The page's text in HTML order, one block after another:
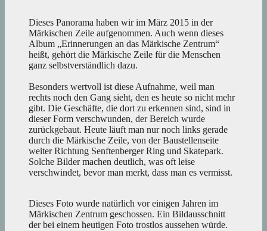
Dieses Panorama haben wir im März 2015 in der
Märkischen Zeile aufgenommen. Auch wenn dieses
Album „Erinnerungen an das Märkische Zentrum“
heißt, gehört die Märkische Zeile für die Menschen
ganz selbstverständlich dazu.
Besonders wertvoll ist diese Aufnahme, weil man
rechts noch den Gang sieht, den es heute so nicht mehr
gibt. Die Geschäfte, die dort zu erkennen sind, sind in
dieser Form verschwunden, der Bereich wurde
zurückgebaut. Heute läuft man nur noch links gerade
durch die Märkische Zeile, von der Baustellenseite
weiter Richtung Senftenberger Ring und Skatepark.
Solche Bilder machen deutlich, was oft leise
verschwindet, bevor man merkt, dass man es vermisst.
Dieses Foto wurde natürlich vor einigen Jahren im
Märkischen Zentrum geschossen. Ein Bildausschnitt
der bei einem heutigen Foto trostlos aussehen würde.